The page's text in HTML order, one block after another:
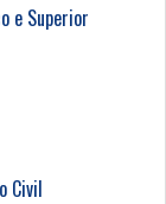
e Superior
Civil